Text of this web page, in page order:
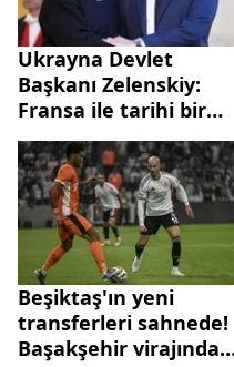
Ukrayna Devlet
Başkanı Zelenskiy:
Fransa ile tarihi bir
anlaşma imzaladık
Beşiktaş'ın yeni
transferleri sahnede!
Başakşehir virajından